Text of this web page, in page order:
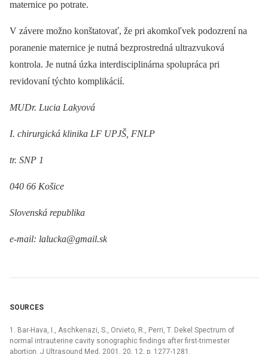
maternice po potrate.
V závere možno konštatovať, že pri akomkoľvek podozrení na
poranenie maternice je nutná bezprostredná ultrazvuková
kontrola. Je nutná úzka interdisciplinárna spolupráca pri
revidovaní týchto komplikácií.
MUDr. Lucia Lakyová
I. chirurgická klinika LF UPJŠ, FNLP
tr. SNP 1
040 66 Košice
Slovenská republika
e-mail: lalucka@gmail.sk
SOURCES
1. Bar-Hava, I., Aschkenazi, S., Orvieto, R., Perri, T. Dekel Spectrum of
normal intrauterine cavity sonographic findings after first-trimester
abortion. J Ultrasound Med, 2001, 20, 12, p. 1277-1281.